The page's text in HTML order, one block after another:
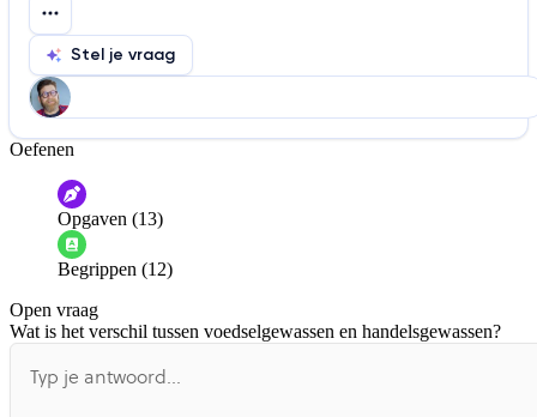
Stel je vraag
Help ons de video te verbeteren
De audio is slecht
Informatie is onjuist
De docent is te langdradig
De uitleg gaat te langzaam
Oefenen
Opgaven (13)
Begrippen (12)
Open vraag
Wat is het verschil tussen voedselgewassen en handelsgewassen?